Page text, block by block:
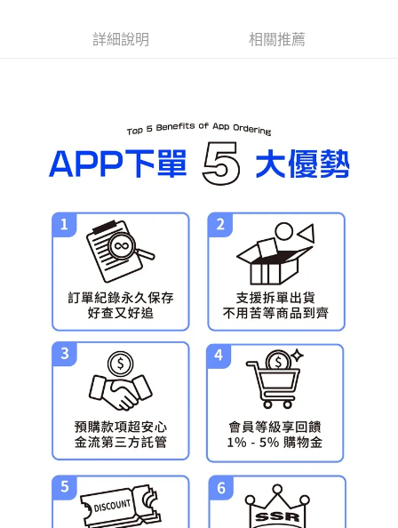
預購-7-11取貨付款(舊)
每筆NT$90，滿NT$3,000(含以上)免運費
預購-宅配(舊)
每筆NT$120，滿NT$3,000(含以上)免運費
預購-宅配(離島)(舊)
每筆NT$160，滿NT$3,000(含以上)免運費
東海門市自取，需自備購物袋取貨唷。
詳細說明 相關推薦